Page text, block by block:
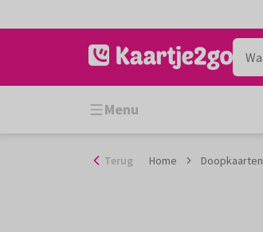
naar
Menu
Terug Home Doopkaarten